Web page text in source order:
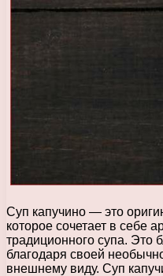
Суп капучино — это
которое сочетает в себе
традиционного супа. Это
благодаря своей
внешнему виду. Суп